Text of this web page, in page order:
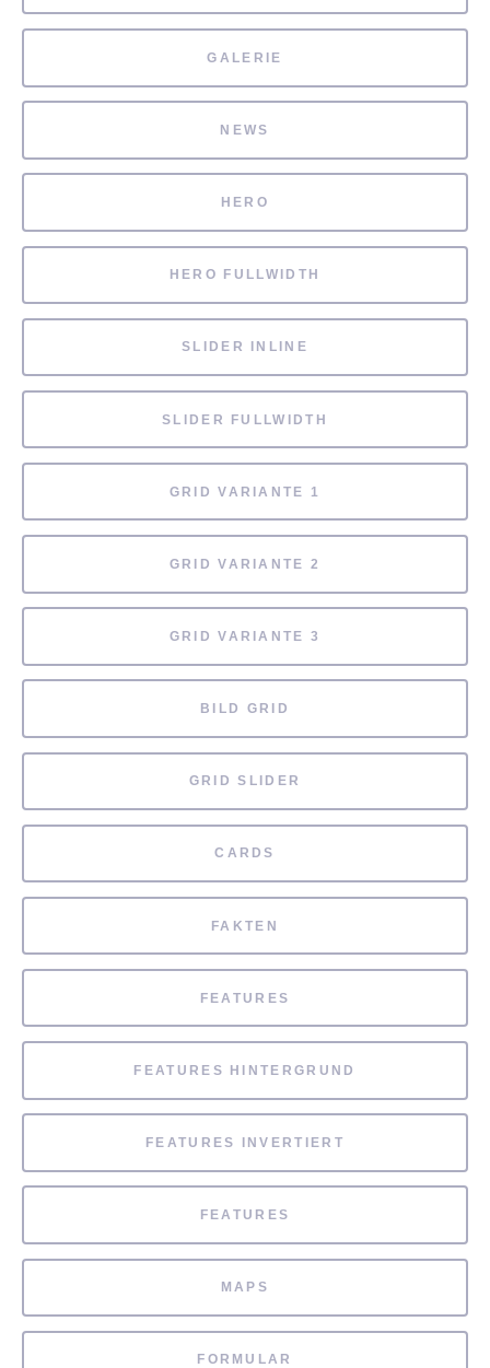
GALERIE
NEWS
HERO
HERO FULLWIDTH
SLIDER INLINE
SLIDER FULLWIDTH
GRID VARIANTE 1
GRID VARIANTE 2
GRID VARIANTE 3
BILD GRID
GRID SLIDER
CARDS
FAKTEN
FEATURES
FEATURES HINTERGRUND
FEATURES INVERTIERT
FEATURES
MAPS
FORMULAR